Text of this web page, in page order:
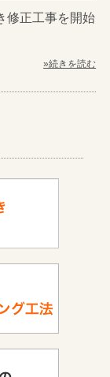
修正工事を開始
»続きを読む